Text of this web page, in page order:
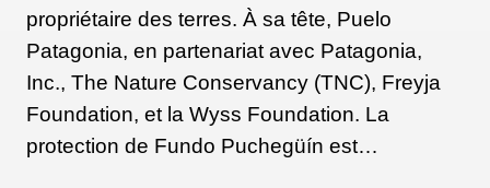
propriétaire des terres. À sa tête, Puelo
Patagonia, en partenariat avec Patagonia,
Inc., The Nature Conservancy (TNC), Freyja
Foundation, et la Wyss Foundation. La
protection de Fundo Puchegüín est…